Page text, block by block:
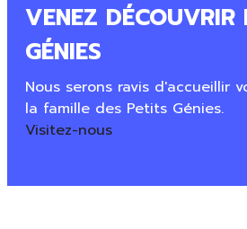
VENEZ DÉCOUVRIR
GÉNIES
Nous serons ravis d'accueillir
la famille des Petits Génies.
Visitez-nous